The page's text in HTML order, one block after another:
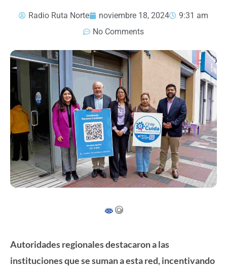
Radio Ruta Norte noviembre 18, 2024
9:31 am
No Comments
Autoridades regionales destacaron a las
instituciones que se suman a esta red, incentivando